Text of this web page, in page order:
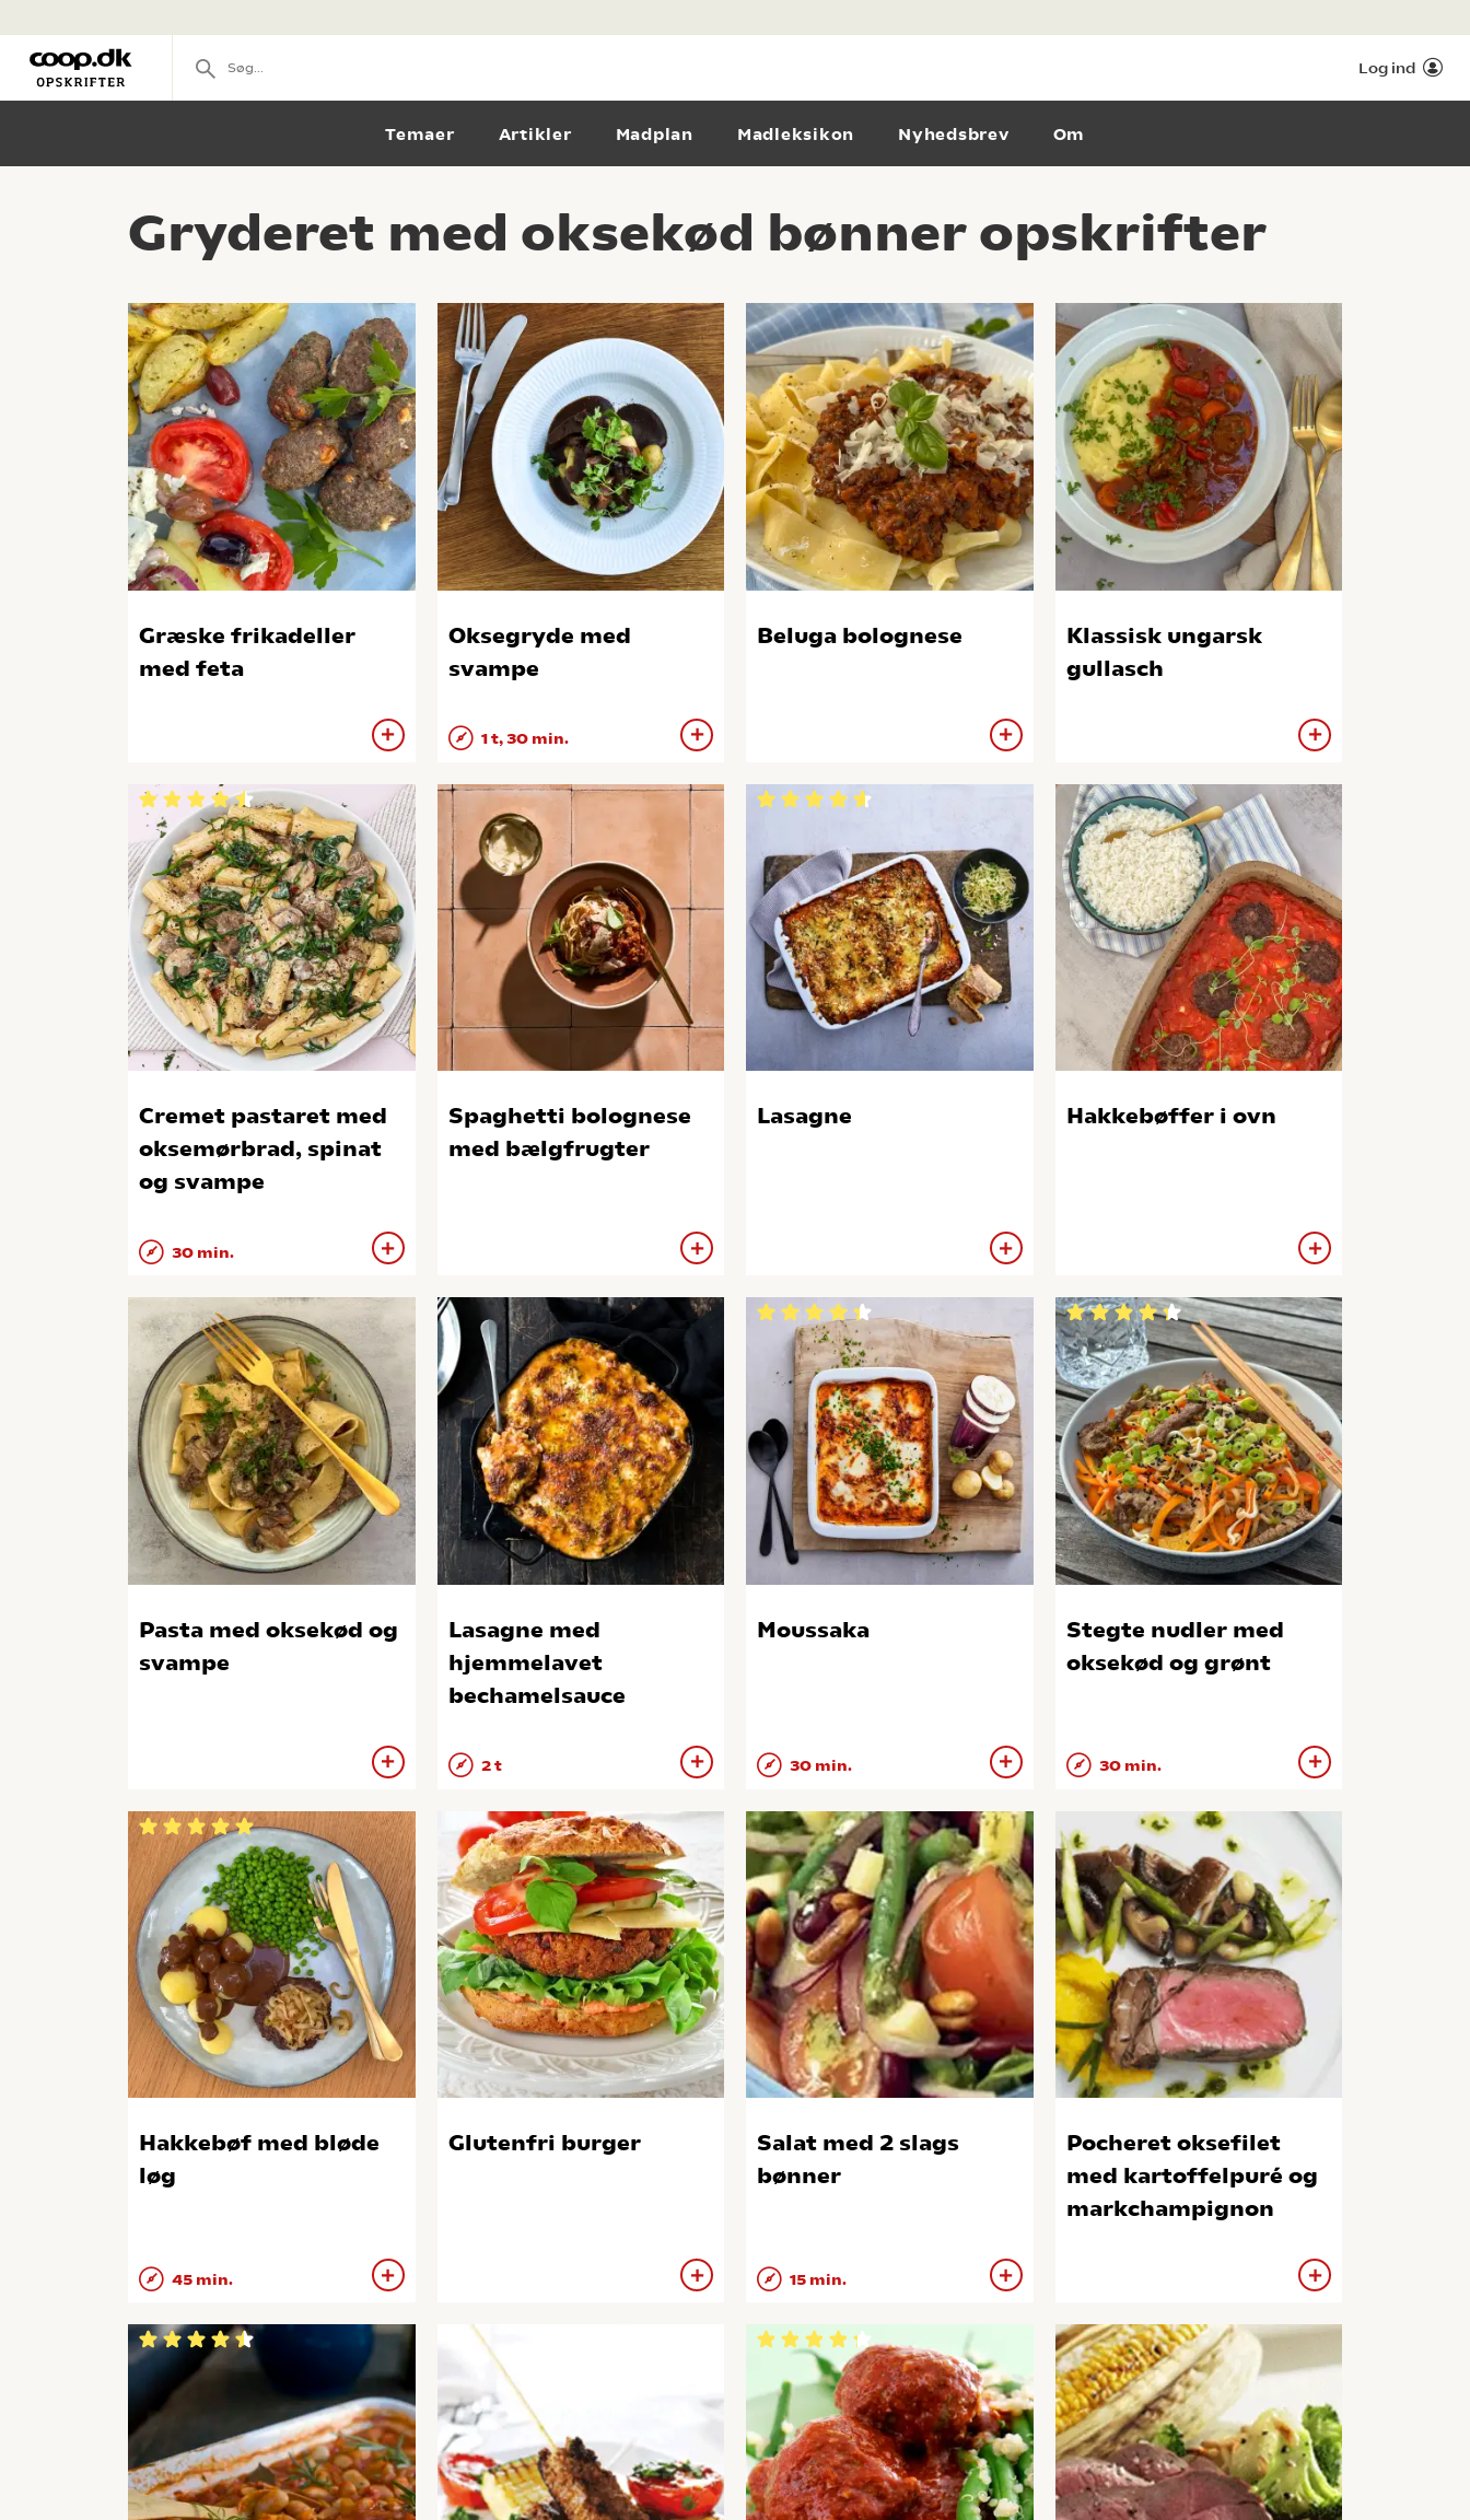
Log ind
Temaer Artikler Madplan Madleksikon Nyhedsbrev Om
Gryderet med oksekød bønner opskrifter
Græske frikadeller
med feta
Oksegryde med
svampe
1 t, 30 min.
Beluga bolognese
Klassisk ungarsk
gullasch
Cremet pastaret med
oksemørbrad, spinat
og svampe
30 min.
Spaghetti bolognese
med bælgfrugter
Lasagne Hakkebøffer i ovn
Pasta med oksekød og
svampe
Lasagne med
hjemmelavet
bechamelsauce
2 t
Moussaka
30 min.
Stegte nudler med
oksekød og grønt
30 min.
Hakkebøf med bløde
løg
45 min.
Glutenfri burger
Salat med 2 slags
bønner
15 min.
Pocheret oksefilet
med kartoffelpuré og
markchampignon